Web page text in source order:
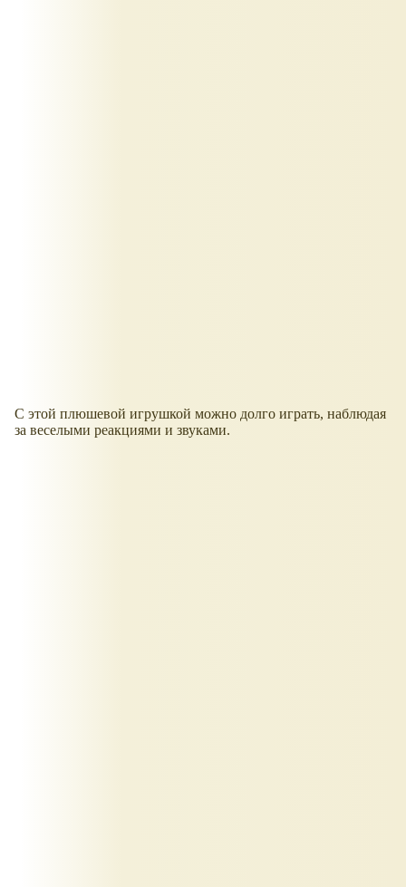
С этой плюшевой игрушкой можно долго играть, наблюдая
за веселыми реакциями и звуками.